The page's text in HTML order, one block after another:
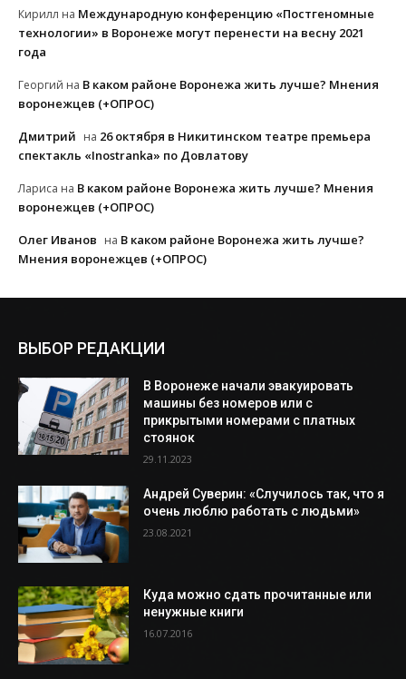
Кирилл на Международную конференцию «Постгеномные
технологии» в Воронеже могут перенести на весну 2021
года
Георгий на В каком районе Воронежа жить лучше? Мнения
воронежцев (+ОПРОС)
Дмитрий на 26 октября в Никитинском театре премьера
спектакль «Inostranka» по Довлатову
Лариса на В каком районе Воронежа жить лучше? Мнения
воронежцев (+ОПРОС)
Олег Иванов на В каком районе Воронежа жить лучше?
Мнения воронежцев (+ОПРОС)
ВЫБОР РЕДАКЦИИ
В Воронеже начали эвакуировать
машины без номеров или с
прикрытыми номерами с платных
стоянок
29.11.2023
Андрей Суверин: «Случилось так, что я
очень люблю работать с людьми»
23.08.2021
Куда можно сдать прочитанные или
ненужные книги
16.07.2016